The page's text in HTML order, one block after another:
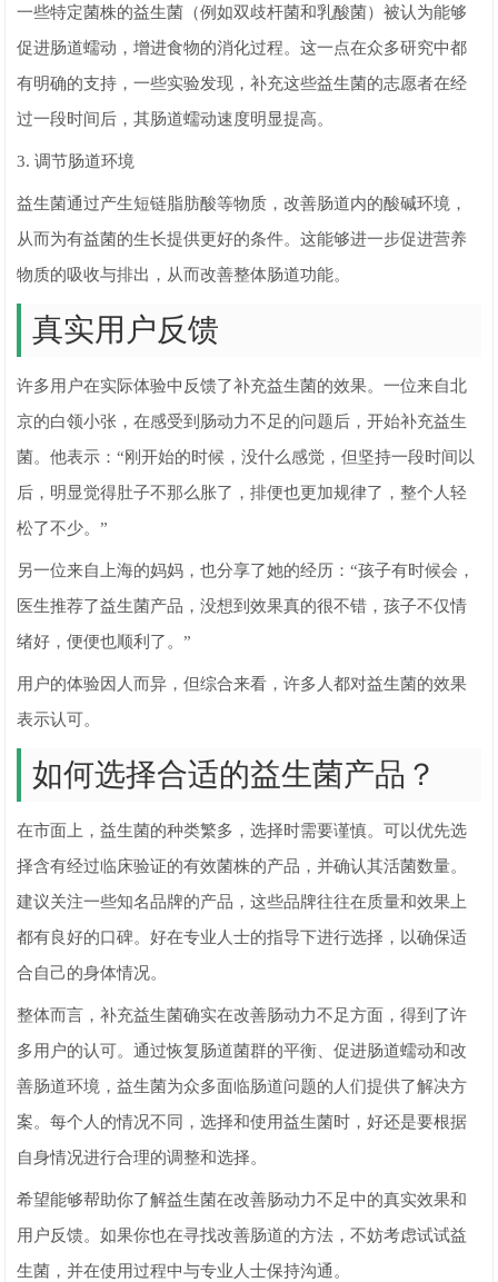
一些特定菌株的益生菌（例如双歧杆菌和乳酸菌）被认为能够
促进肠道蠕动，增进食物的消化过程。这一点在众多研究中都
有明确的支持，一些实验发现，补充这些益生菌的志愿者在经
过一段时间后，其肠道蠕动速度明显提高。
3. 调节肠道环境
益生菌通过产生短链脂肪酸等物质，改善肠道内的酸碱环境，
从而为有益菌的生长提供更好的条件。这能够进一步促进营养
物质的吸收与排出，从而改善整体肠道功能。
真实用户反馈
许多用户在实际体验中反馈了补充益生菌的效果。一位来自北
京的白领小张，在感受到肠动力不足的问题后，开始补充益生
菌。他表示：“刚开始的时候，没什么感觉，但坚持一段时间以
后，明显觉得肚子不那么胀了，排便也更加规律了，整个人轻
松了不少。”
另一位来自上海的妈妈，也分享了她的经历：“孩子有时候会，
医生推荐了益生菌产品，没想到效果真的很不错，孩子不仅情
绪好，便便也顺利了。”
用户的体验因人而异，但综合来看，许多人都对益生菌的效果
表示认可。
如何选择合适的益生菌产品？
在市面上，益生菌的种类繁多，选择时需要谨慎。可以优先选
择含有经过临床验证的有效菌株的产品，并确认其活菌数量。
建议关注一些知名品牌的产品，这些品牌往往在质量和效果上
都有良好的口碑。好在专业人士的指导下进行选择，以确保适
合自己的身体情况。
整体而言，补充益生菌确实在改善肠动力不足方面，得到了许
多用户的认可。通过恢复肠道菌群的平衡、促进肠道蠕动和改
善肠道环境，益生菌为众多面临肠道问题的人们提供了解决方
案。每个人的情况不同，选择和使用益生菌时，好还是要根据
自身情况进行合理的调整和选择。
希望能够帮助你了解益生菌在改善肠动力不足中的真实效果和
用户反馈。如果你也在寻找改善肠道的方法，不妨考虑试试益
生菌，并在使用过程中与专业人士保持沟通。